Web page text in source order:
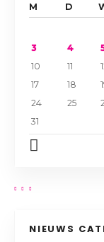
M D
3
4
10
11
17
18
24
25
31
NIEUWS